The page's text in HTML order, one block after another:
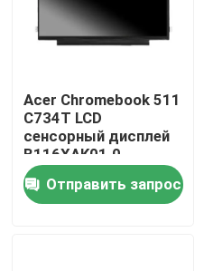
Acer Chromebook 511
C734T LCD
сенсорный дисплей
B116XAK01.0
KL.11605.065
Отправить запрос